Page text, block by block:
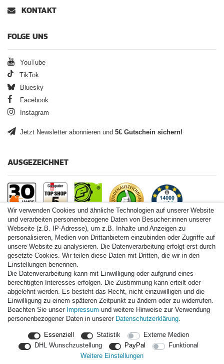
KONTAKT
FOLGE UNS
YouTube
TikTok
Bluesky
Facebook
Instagram
Jetzt Newsletter abonnieren und 5€ Gutschein sichern!
AUSGEZEICHNET
Paintball.de World
Paintball Shop International
Spares Shop North America
* Alle Preise inkl. ges. MwSt. zzgl. Versandkosten
Zahlungsarten
Versand
Durchschnittliche Bewertung von paintball.debei Trustami:
14.000
Bewertungen
Bewertungsgrundlage des Anbieters: 3 Verkaufs- und 3
Wir verwenden Cookies und ähnliche Technologien auf unserer Website
und verarbeiten personenbezogene Daten von Besucher:innen unserer
Webseite (z.B. IP-Adresse), um z.B. Inhalte und Anzeigen zu
personalisieren, Medien von Drittanbietern einzubinden oder Zugriffe auf
unsere Website zu analysieren. Die Datenverarbeitung erfolgt erst durch
gesetzte Cookies. Wir teilen diese Daten mit Dritten, die wir in den
Einstellungen benennen.
Die Datenverarbeitung kann mit Einwilligung oder aufgrund eines
berechtigten Interesses erfolgen. Die Zustimmung kann erteilt oder
abgelehnt werden. Es besteht das Recht, nicht einzuwilligen und die
Einwilligung zu einem späteren Zeitpunkt zu ändern oder zu widerrufen.
Beachten Sie unser Impressum und weitere Hinweise zur Verwendung
personenbezogener Daten in unserer Daten­schutz­erklärung.
Essenziell Statistik
Externe Medien
DHL Wunschzustellung
PayPal
Funktional
Weitere Einstellungen